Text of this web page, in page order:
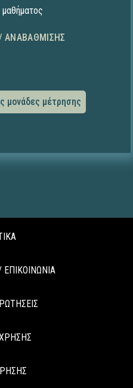
ΑΝΑΒΆΘΜΙΣΗΣ
μονάδες μέτρησης